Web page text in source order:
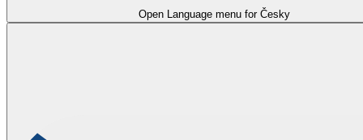
Open Language menu for Česky